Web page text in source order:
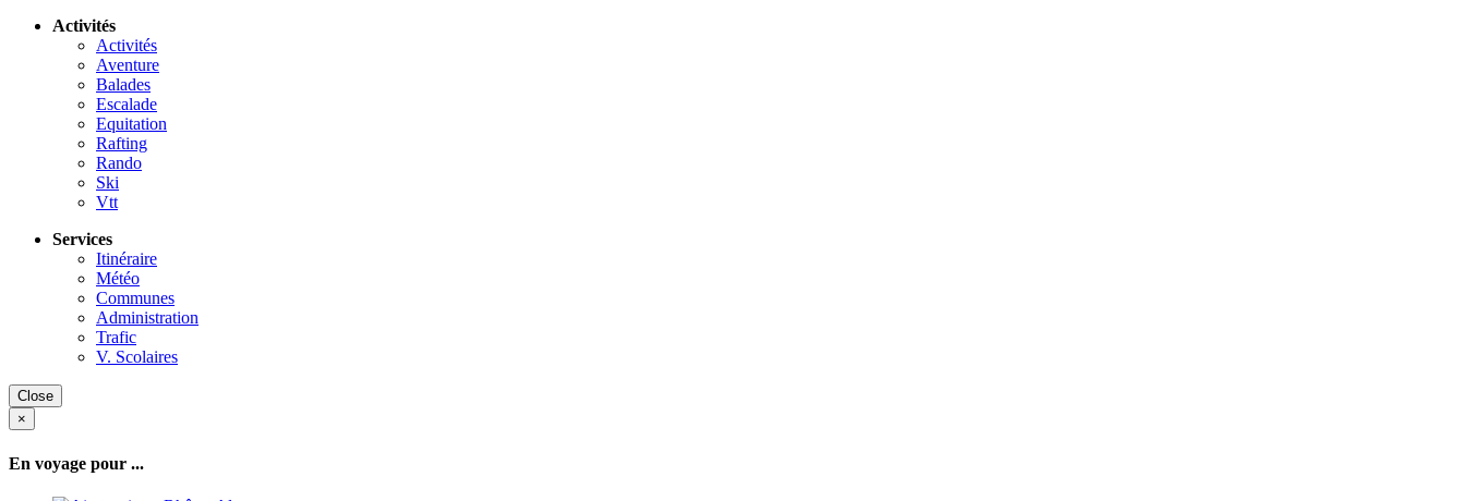
Activités
Activités
Aventure
Balades
Escalade
Equitation
Rafting
Rando
Ski
Vtt
Services
Itinéraire
Météo
Communes
Administration
Trafic
V. Scolaires
Close
×
En voyage pour ...